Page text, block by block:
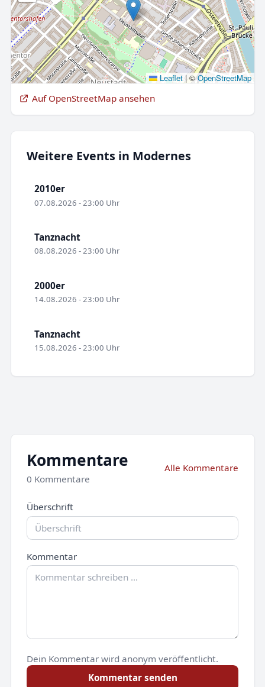
Leaflet |©OpenStreetMap
Auf OpenStreetMap ansehen
Weitere Events in Modernes
2010er
07.08.2026 - 23:00 Uhr
Tanznacht
08.08.2026 - 23:00 Uhr
2000er
14.08.2026 - 23:00 Uhr
Tanznacht
15.08.2026 - 23:00 Uhr
Kommentare
0 Kommentare
Alle Kommentare
Überschrift
Kommentar
Dein Kommentar wird anonym veröffentlicht.
Kommentar senden